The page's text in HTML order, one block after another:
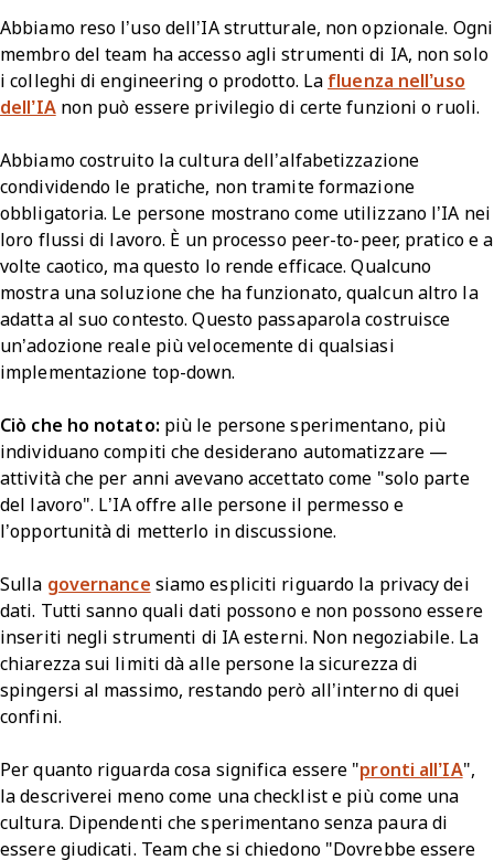
Abbiamo reso l’uso dell’IA strutturale, non opzionale. Ogni
membro del team ha accesso agli strumenti di IA, non solo
i colleghi di engineering o prodotto. La fluenza nell’uso
dell’IAnon può essere privilegio di certe funzioni o ruoli.
Abbiamo costruito la cultura dell’alfabetizzazione
condividendo le pratiche, non tramite formazione
obbligatoria. Le persone mostrano come utilizzano l’IA nei
loro flussi di lavoro. È un processo peer-to-peer, pratico e a
volte caotico, ma questo lo rende efficace. Qualcuno
mostra una soluzione che ha funzionato, qualcun altro la
adatta al suo contesto. Questo passaparola costruisce
un’adozione reale più velocemente di qualsiasi
implementazione top-down.
Ciò che ho notato: più le persone sperimentano, più
individuano compiti che desiderano automatizzare —
attività che per anni avevano accettato come "solo parte
del lavoro". L’IA offre alle persone il permesso e
l’opportunità di metterlo in discussione.
Sulla governance siamo espliciti riguardo la privacy dei
dati. Tutti sanno quali dati possono e non possono essere
inseriti negli strumenti di IA esterni. Non negoziabile. La
chiarezza sui limiti dà alle persone la sicurezza di
spingersi al massimo, restando però all’interno di quei
confini.
Per quanto riguarda cosa significa essere "pronti all’IA",
la descriverei meno come una checklist e più come una
cultura. Dipendenti che sperimentano senza paura di
essere giudicati. Team che si chiedono "Dovrebbe essere